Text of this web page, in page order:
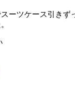
ーツケース引きず